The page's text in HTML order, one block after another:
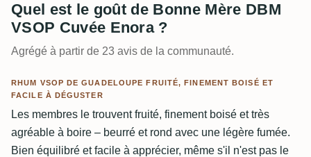
Quel est le goût de Bonne Mère DBM
VSOP Cuvée Enora ?
Agrégé à partir de 23 avis de la communauté.
RHUM VSOP DE GUADELOUPE FRUITÉ, FINEMENT BOISÉ ET
FACILE À DÉGUSTER
Les membres le trouvent fruité, finement boisé et très
agréable à boire – beurré et rond avec une légère fumée.
Bien équilibré et facile à apprécier, même s'il n'est pas le